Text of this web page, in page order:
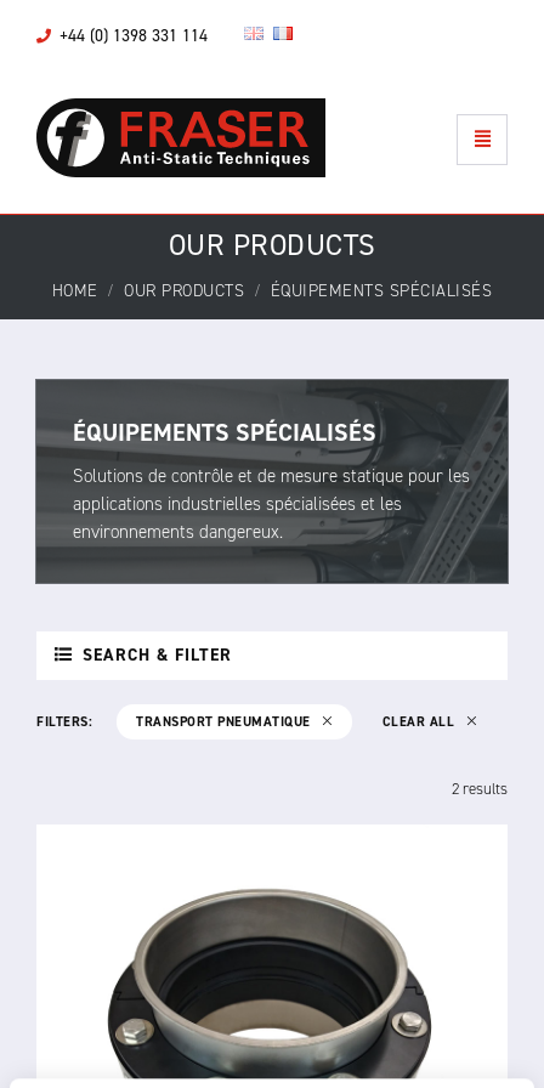
+44 (0) 1398 331 114
OUR PRODUCTS
HOME OUR PRODUCTS ÉQUIPEMENTS SPÉCIALISÉS
ÉQUIPEMENTS SPÉCIALISÉS
Solutions de contrôle et de mesure statique pour les
applications industrielles spécialisées et les
environnements dangereux.
SEARCH & FILTER
FILTERS: TRANSPORT PNEUMATIQUE CLEAR ALL
2 results